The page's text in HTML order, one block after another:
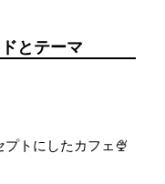
とテーマ
プトにしたカフェ🍨